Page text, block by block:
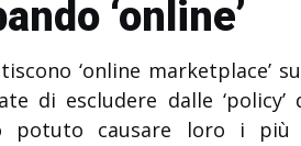
‘online’
‘online marketplace’
di escludere dalle
potuto causare loro i